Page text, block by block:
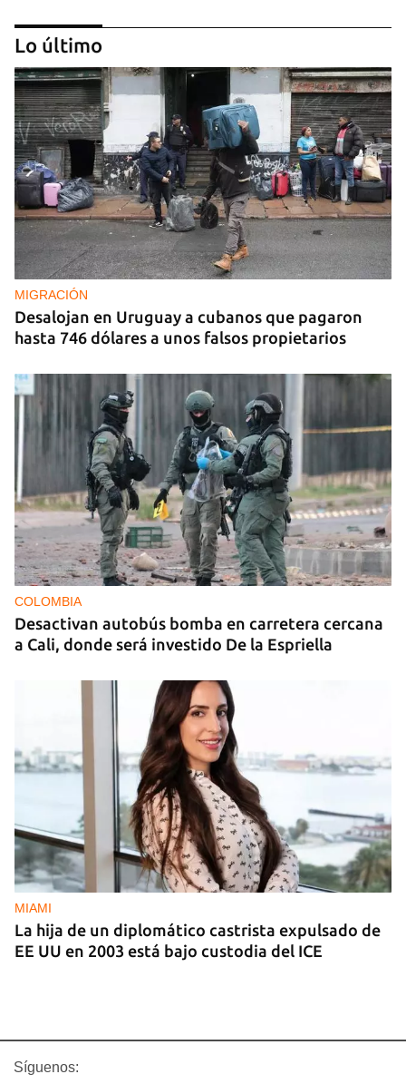
FOTO DEL DÍA
Un litro de aceite cuesta ya más de dos salarios
mínimos
Lo último
MIGRACIÓN
Desalojan en Uruguay a cubanos que pagaron
hasta 746 dólares a unos falsos propietarios
COLOMBIA
Desactivan autobús bomba en carretera cercana
a Cali, donde será investido De la Espriella
MIAMI
La hija de un diplomático castrista expulsado de
EE UU en 2003 está bajo custodia del ICE
Síguenos: